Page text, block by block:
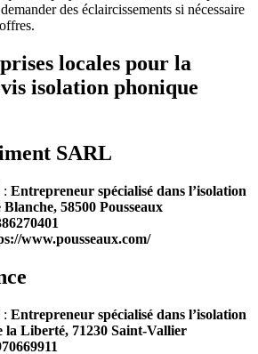
des éclaircissements si nécessaire
locales pour la
isolation phonique
SARL
: Entrepreneur spécialisé dans l’isolation
58500 Pousseaux
www.pousseaux.com/
: Entrepreneur spécialisé dans l’isolation
la Liberté, 71230 Saint-Vallier